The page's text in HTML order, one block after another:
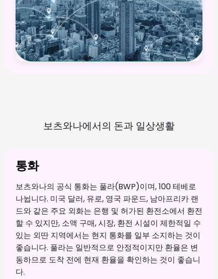
보츠와나에서의 돈과 일상생활
통화
보츠와나의 공식 통화는 풀라(BWP)이며, 100 테베로
나뉩니다. 미국 달러, 유로, 영국 파운드, 남아프리카 랜
드와 같은 주요 외화는 은행 및 허가된 환전소에서 환전
할 수 있지만, 소액 구매, 시장, 환전 시설이 제한적일 수
있는 외딴 지역에서는 현지 통화를 일부 소지하는 것이
좋습니다. 풀라는 일반적으로 안정적이지만 환율은 변
동하므로 도착 전에 현재 환율을 확인하는 것이 좋습니
다.